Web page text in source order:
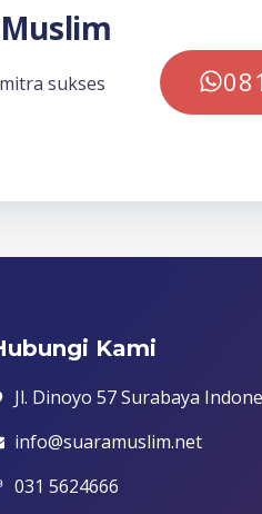
sukses
Kami
Jl. Dinoyo 57 Surabaya
info@suaramuslim.net
031 5624666